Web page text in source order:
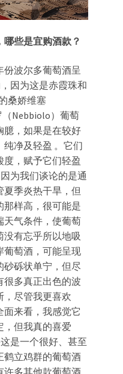
些是宜购酒款？
份波尔多葡萄酒呈
因为这是赤霞珠和
桑娇维塞
（Nebbiolo）葡萄
臆，如果是在较好
净及轻盈 。它们
度，赋予它们轻盈
为我们谈论的是通
季炎热干旱，但
那样高，很可能是
天气条件，使葡萄
没有忘乎所以地吸
葡萄酒，可能呈现
砂砾状单宁，但尽
很多真正出色的波
，尽管我更喜欢
面来看，我感觉它
，但我真的喜爱
是一个很好、甚至
鹤立鸡群的葡萄酒
许多其他款葡萄酒